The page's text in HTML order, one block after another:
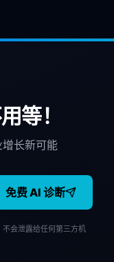
等！
长新可能
免费 AI 诊断
会泄露给任何第三方机